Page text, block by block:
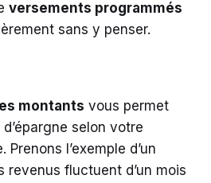
versements programmés
sans y penser.
montants vous permet
selon votre
l’exemple d’un
revenus fluctuent d’un mois